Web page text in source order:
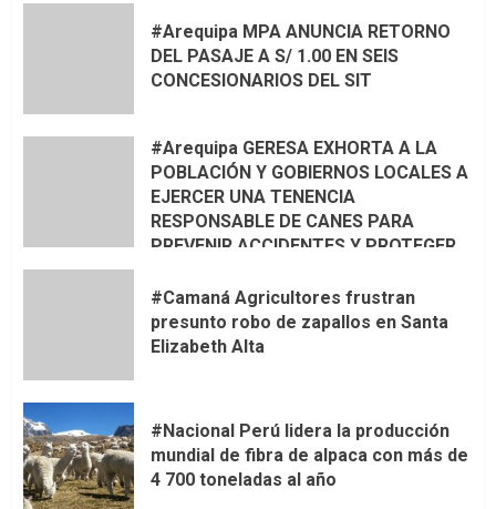
#Arequipa MPA ANUNCIA RETORNO
DEL PASAJE A S/ 1.00 EN SEIS
CONCESIONARIOS DEL SIT
#Arequipa GERESA EXHORTA A LA
POBLACIÓN Y GOBIERNOS LOCALES A
EJERCER UNA TENENCIA
RESPONSABLE DE CANES PARA
PREVENIR ACCIDENTES Y PROTEGER
#Camaná Agricultores frustran
presunto robo de zapallos en Santa
Elizabeth Alta
#Nacional Perú lidera la producción
mundial de fibra de alpaca con más de
4 700 toneladas al año